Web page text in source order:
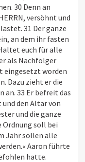
30 Denn an
versöhnt und
31 Der ganze
an dem ihr fasten
euch für alle
als Nachfolger
eingesetzt worden
Dazu zieht er die
an. 33 Er befreit das
den Altar von
und die ganze
Ordnung soll bei
Jahr sollen alle
Aaron führte
hatte.